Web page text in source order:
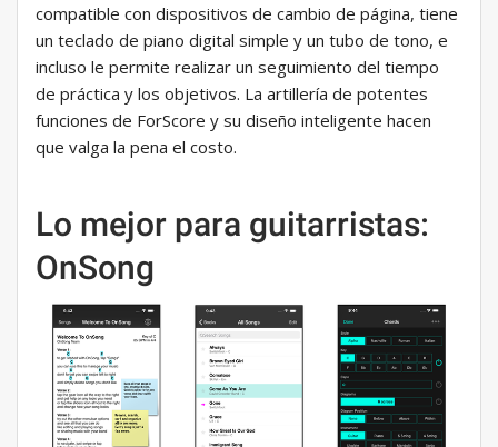
compatible con dispositivos de cambio de página, tiene
un teclado de piano digital simple y un tubo de tono, e
incluso le permite realizar un seguimiento del tiempo
de práctica y los objetivos. La artillería de potentes
funciones de ForScore y su diseño inteligente hacen
que valga la pena el costo.
Lo mejor para guitarristas:
OnSong